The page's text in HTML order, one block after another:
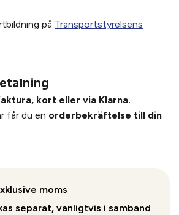
på Transportstyrelsens
kort eller via Klarna.
får du en orderbekräftelse till din
moms
separat, vanligtvis i samband